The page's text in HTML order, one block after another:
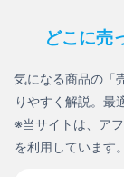
どこに売
気になる商品の「
りやすく解説。最
※当サイトは、ア
を利用しています。